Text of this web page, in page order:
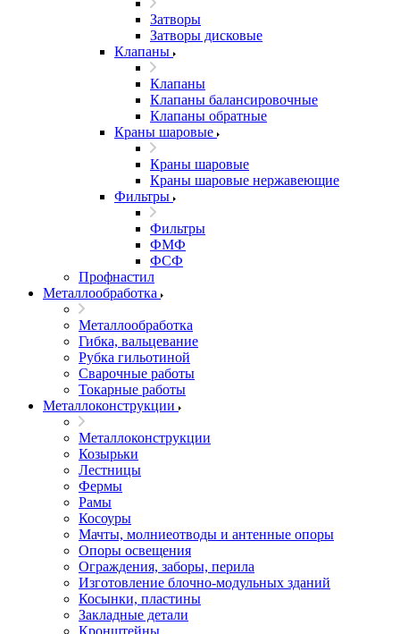
Затворы
Затворы дисковые
Клапаны
Клапаны
Клапаны балансировочные
Клапаны обратные
Краны шаровые
Краны шаровые
Краны шаровые нержавеющие
Фильтры
Фильтры
ФМФ
ФСФ
Профнастил
Металлообработка
Металлообработка
Гибка, вальцевание
Рубка гильотиной
Сварочные работы
Токарные работы
Металлоконструкции
Металлоконструкции
Козырьки
Лестницы
Фермы
Рамы
Косоуры
Мачты, молниеотводы и антенные опоры
Опоры освещения
Ограждения, заборы, перила
Изготовление блочно-модульных зданий
Косынки, пластины
Закладные детали
Кронштейны